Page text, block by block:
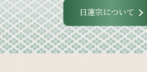
日蓮宗について